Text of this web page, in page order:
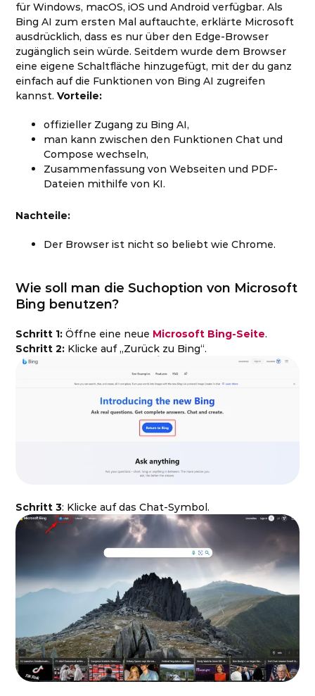
für Windows, macOS, iOS und Android verfügbar. Als
Bing AI zum ersten Mal auftauchte, erklärte Microsoft
ausdrücklich, dass es nur über den Edge-Browser
zugänglich sein würde. Seitdem wurde dem Browser
eine eigene Schaltfläche hinzugefügt, mit der du ganz
einfach auf die Funktionen von Bing AI zugreifen
kannst.Vorteile:
offizieller Zugang zu Bing AI,
man kann zwischen den Funktionen Chat und
Compose wechseln,
Zusammenfassung von Webseiten und PDF-
Dateien mithilfe von KI.
Nachteile:
Der Browser ist nicht so beliebt wie Chrome.
Wie soll man die Suchoption von Microsoft
Bing benutzen?
Schritt 1:Öffne eine neue Microsoft Bing-Seite.
Schritt 2: Klicke auf „Zurück zu Bing“.
Schritt 3: Klicke auf das Chat-Symbol.